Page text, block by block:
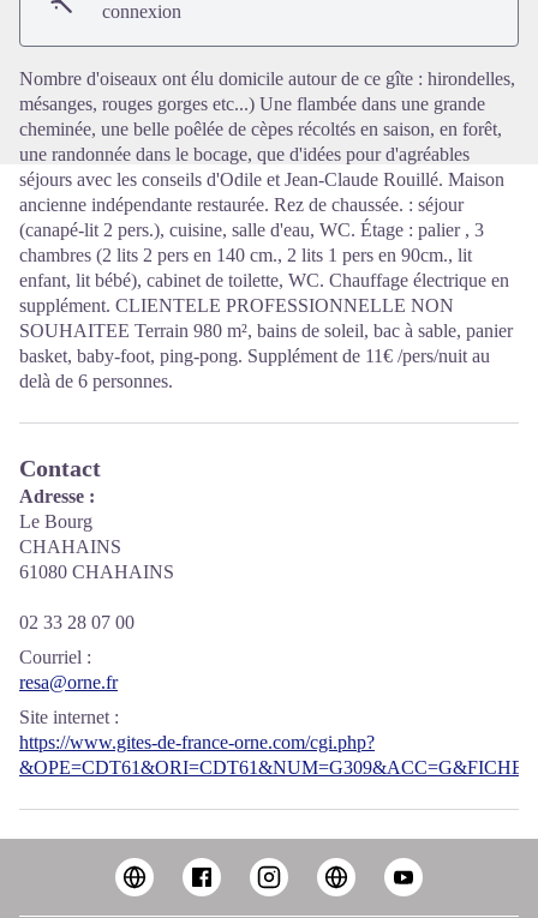
connexion
Nombre d'oiseaux ont élu domicile autour de ce gîte : hirondelles,
mésanges, rouges gorges etc...) Une flambée dans une grande
cheminée, une belle poêlée de cèpes récoltés en saison, en forêt,
une randonnée dans le bocage, que d'idées pour d'agréables
séjours avec les conseils d'Odile et Jean-Claude Rouillé. Maison
ancienne indépendante restaurée. Rez de chaussée. : séjour
(canapé-lit 2 pers.), cuisine, salle d'eau, WC. Étage : palier , 3
chambres (2 lits 2 pers en 140 cm., 2 lits 1 pers en 90cm., lit
enfant, lit bébé), cabinet de toilette, WC. Chauffage électrique en
supplément. CLIENTELE PROFESSIONNELLE NON
SOUHAITEE Terrain 980 m², bains de soleil, bac à sable, panier
basket, baby-foot, ping-pong. Supplément de 11€ /pers/nuit au
delà de 6 personnes.
Contact
Adresse :
Le Bourg
CHAHAINS
61080 CHAHAINS
02 33 28 07 00
Courriel :
resa@orne.fr
Site internet :
https://www.gites-de-france-orne.com/cgi.php?